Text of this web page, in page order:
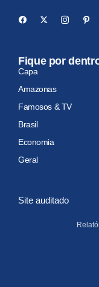
Fique por
Capa
Amazonas
Famosos & TV
Brasil
Economia
Geral
Site auditado